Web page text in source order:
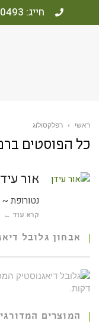
חייג: 072-2500493
ראשי › רפלקסולוג
כל הפוסטים ב
אור עידן
נטורופת ~
קרא עוד ←
אבחון גלובל
המוצרים